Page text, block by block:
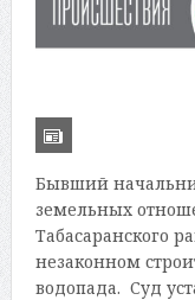
Бывший
земельных
Табасаранского
незаконном
водопада. Суд